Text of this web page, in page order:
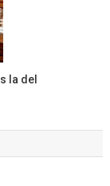
la del